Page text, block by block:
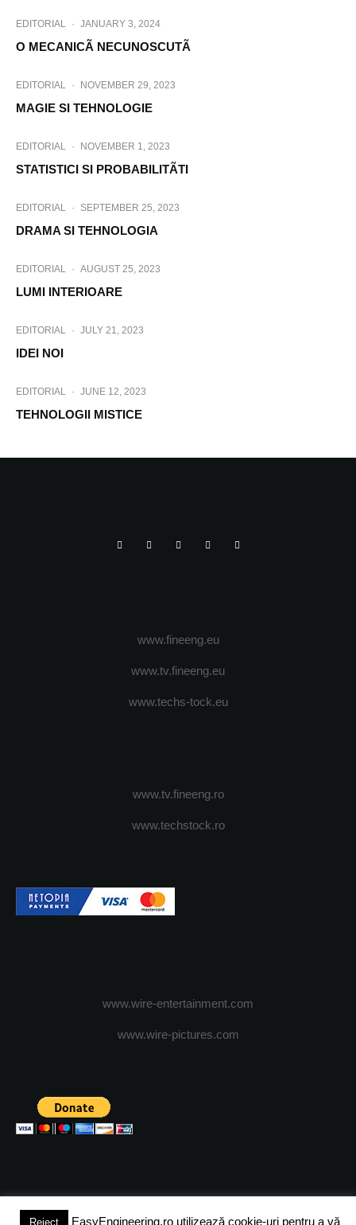
EDITORIAL · JANUARY 3, 2024
O MECANICÃ NECUNOSCUTÃ
EDITORIAL · NOVEMBER 29, 2023
MAGIE SI TEHNOLOGIE
EDITORIAL · NOVEMBER 1, 2023
STATISTICI SI PROBABILITÃTI
EDITORIAL · SEPTEMBER 25, 2023
DRAMA SI TEHNOLOGIA
EDITORIAL · AUGUST 25, 2023
LUMI INTERIOARE
EDITORIAL · JULY 21, 2023
IDEI NOI
EDITORIAL · JUNE 12, 2023
TEHNOLOGII MISTICE
www.fineeng.eu
www.tv.fineeng.eu
www.techs-tock.eu
www.tv.fineeng.ro
www.techstock.ro
www.wire-entertainment.com
www.wire-pictures.com
Reject EasyEngineering.ro utilizează cookie-uri pentru a vă